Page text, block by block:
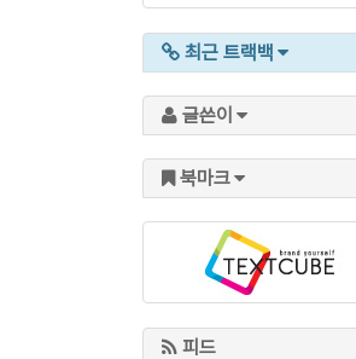
최근 트랙백
글쓴이
북마크
피드